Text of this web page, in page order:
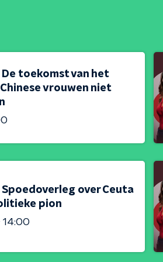
toekomst van het
vrouwen niet
over Ceuta
pion
14:00